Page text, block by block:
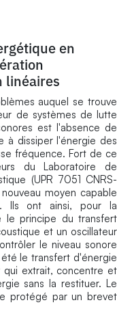
en
linéaires
auquel se trouve
de systèmes de lutte
est l'absence de
à dissiper l'énergie des
fréquence. Fort de ce
du Laboratoire de
(UPR 7051 CNRS-
moyen capable
Ils ont ainsi, pour la
le principe du transfert
et un oscillateur
le niveau sonore
le transfert d'énergie
qui extrait, concentre et
sans la restituer. Le
protégé par un brevet